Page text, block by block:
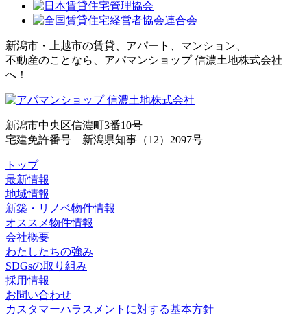
新潟市・上越市の賃貸、アパート、マンション、
不動産のことなら、アパマンショップ 信濃土地株式会社
へ！
新潟市中央区信濃町3番10号
宅建免許番号 新潟県知事（12）2097号
トップ
最新情報
地域情報
新築・リノベ物件情報
オススメ物件情報
会社概要
わたしたちの強み
SDGsの取り組み
採用情報
お問い合わせ
カスタマーハラスメントに対する基本方針